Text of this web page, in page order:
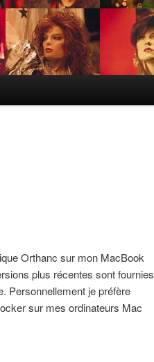
Orthanc sur mon MacBook
plus récentes sont fournies
Personnellement je préfère
sur mes ordinateurs Mac